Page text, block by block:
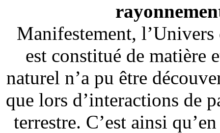
Manifestement,
est constitué de matière
naturel n’a pu être
que lors d’interactions de
terrestre. C’est ainsi